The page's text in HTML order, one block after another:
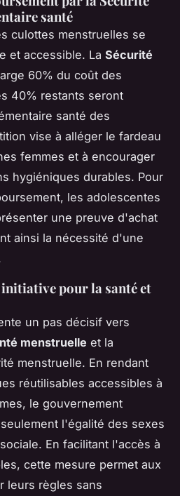
santé
culottes menstruelles se
et accessible. La Sécurité
60% du coût des
40% restants seront
santé des
vise à alléger le fardeau
femmes et à encourager
hygiéniques durables. Pour
les adolescentes
une preuve d'achat
ainsi la nécessité d'une
pour la santé et
un pas décisif vers
menstruelle et la
menstruelle. En rendant
réutilisables accessibles à
le gouvernement
l'égalité des sexes
En facilitant l'accès à
cette mesure permet aux
leurs règles sans